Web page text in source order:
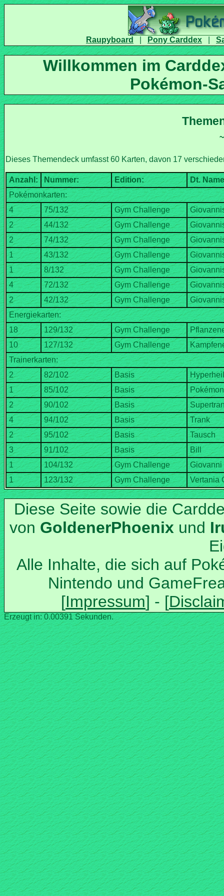
Willkommen im
Diese Seite sowie die
von
und
Alle Inhalte, die sich auf
Nintendo und
Erzeugt in: 0.00391 Sekunden.